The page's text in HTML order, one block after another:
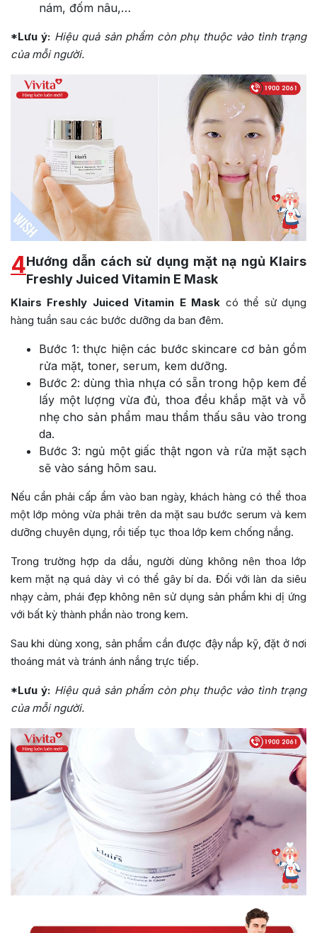
nám, đốm nâu,…
*Lưu ý: Hiệu quả sản phẩm còn phụ thuộc vào tình trạng
của mỗi người.
4Hướng dẫn cách sử dụng mặt nạ ngủ Klairs
Freshly Juiced Vitamin E Mask
Klairs Freshly Juiced Vitamin E Mask có thể sử dụng
hàng tuần sau các bước dưỡng da ban đêm.
Bước 1: thực hiện các bước skincare cơ bản gồm
rửa mặt, toner, serum, kem dưỡng.
Bước 2: dùng thìa nhựa có sẵn trong hộp kem để
lấy một lượng vừa đủ, thoa đều khắp mặt và vỗ
nhẹ cho sản phẩm mau thẩm thấu sâu vào trong
da.
Bước 3: ngủ một giấc thật ngon và rửa mặt sạch
sẽ vào sáng hôm sau.
Nếu cần phải cấp ẩm vào ban ngày, khách hàng có thể thoa
một lớp mỏng vừa phải trên da mặt sau bước serum và kem
dưỡng chuyên dụng, rồi tiếp tục thoa lớp kem chống nắng.
Trong trường hợp da dầu, người dùng không nên thoa lớp
kem mặt nạ quá dày vì có thể gây bí da. Đối với làn da siêu
nhạy cảm, phái đẹp không nên sử dụng sản phẩm khi dị ứng
với bất kỳ thành phần nào trong kem.
Sau khi dùng xong, sản phẩm cần được đậy nắp kỹ, đặt ở nơi
thoáng mát và tránh ánh nắng trực tiếp.
*Lưu ý: Hiệu quả sản phẩm còn phụ thuộc vào tình trạng
của mỗi người.